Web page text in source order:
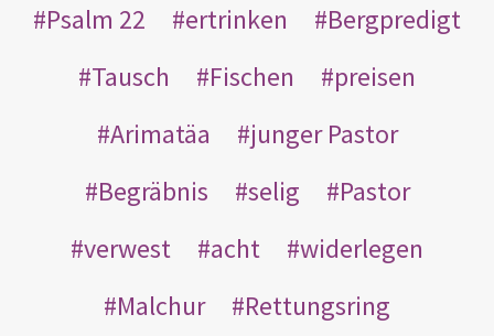
Psalm 22
ertrinken
Bergpredigt
Tausch
Fischen
preisen
Arimatäa
junger Pastor
Begräbnis
selig
Pastor
verwest
acht
widerlegen
Malchur
Rettungsring